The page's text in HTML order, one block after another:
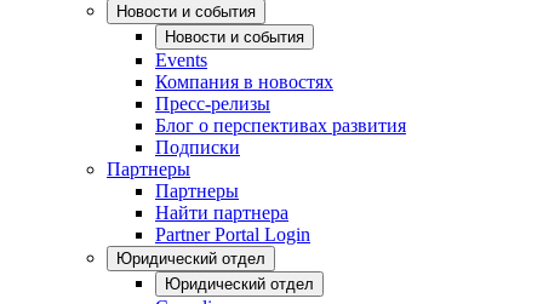
Новости и события
Новости и события
Events
Компания в новостях
Пресс-релизы
Блог о перспективах развития
Подписки
Партнеры
Партнеры
Найти партнера
Partner Portal Login
Юридический отдел
Юридический отдел